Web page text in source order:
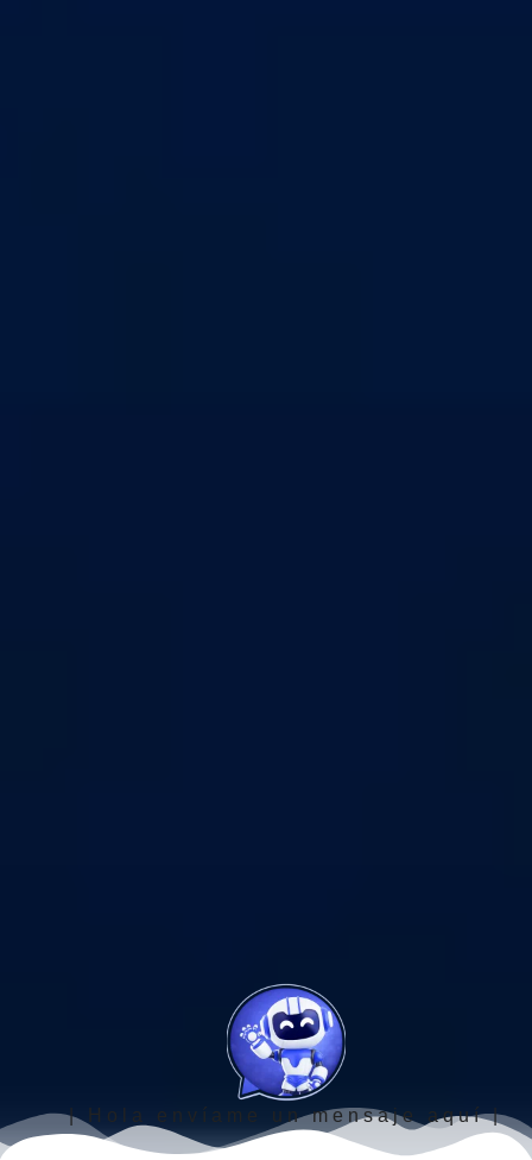
| Hola envíame un mensaje aquí |